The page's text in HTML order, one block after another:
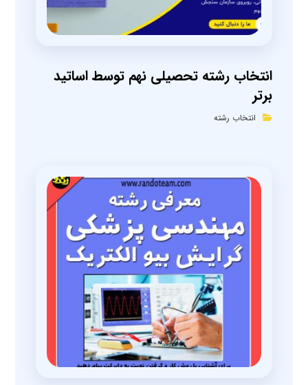
انتخاب رشته تحصیلی نهم توسط اساتید
برتر
انتخاب رشته